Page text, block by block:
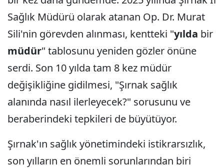
Sağlık Müdürü olarak atanan Op. Dr. Murat
Sili'nin görevden alınması, kentteki "yılda bir
müdür" tablosunu yeniden gözler önüne
serdi. Son 10 yılda tam 8 kez müdür
değişikliğine gidilmesi, "Şırnak sağlık
alanında nasıl ilerleyecek?" sorusunu ve
beraberindeki tepkileri de büyütüyor.
Şırnak'ın sağlık yönetimindeki istikrarsızlık,
son yılların en önemli sorunlarından biri